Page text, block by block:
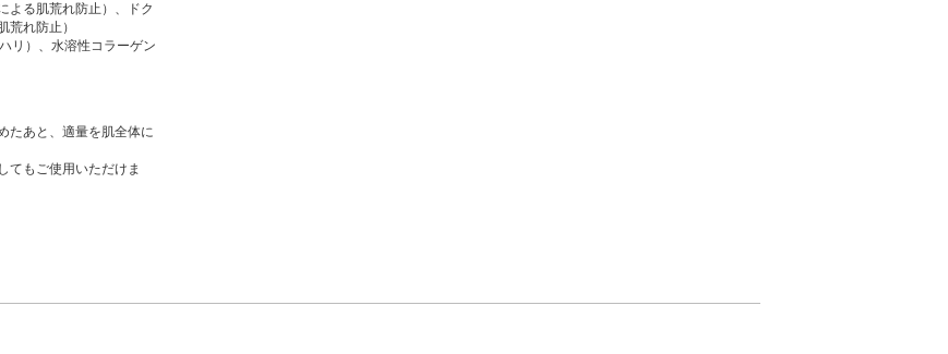
よる肌荒れ防止）、ドク
荒れ防止）
リ）、水溶性コラーゲン
たあと、適量を肌全体に
てもご使用いただけま